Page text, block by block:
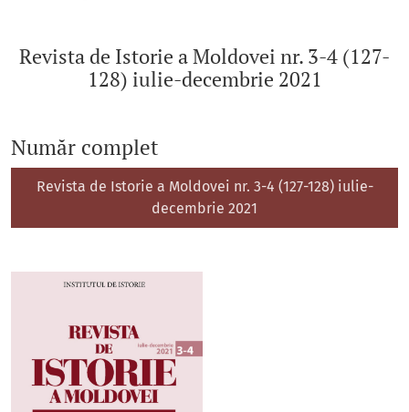
Revista de Istorie a Moldovei nr. 3-4 (127-
128) iulie-decembrie 2021
Număr complet
Revista de Istorie a Moldovei nr. 3-4 (127-128) iulie-
decembrie 2021